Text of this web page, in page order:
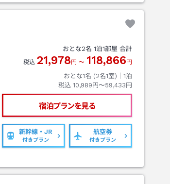
おとな2名 1泊1部屋 合計
税込 21,978 円 〜 118,866 円
おとな1名 (2名1室)｜ 1泊
税込 10,989円〜59,433円
宿泊プランを見る
新幹線・JR
付きプラン
航空券
付きプラン